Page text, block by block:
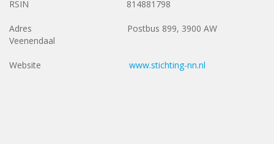
RSIN 814881798
Adres Postbus 899, 3900 AW
Veenendaal
Website www.stichting-nn.nl